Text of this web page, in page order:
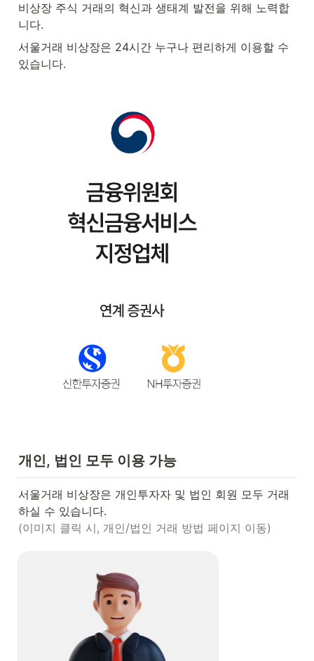
비상장 주식 거래의 혁신과 생태계 발전을 위해 노력합
니다.
서울거래 비상장은 24시간 누구나 편리하게 이용할 수
있습니다.
개인, 법인 모두 이용 가능
서울거래 비상장은 개인투자자 및 법인 회원 모두 거래
(이미지 클릭 시, 개인/법인 거래 방법 페이지 이동)